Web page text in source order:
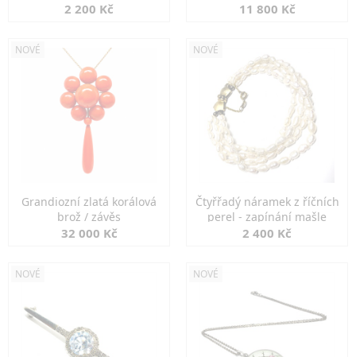
2 200 Kč 11 800 Kč
NOVÉ
Grandiozní zlatá korálová
brož / závěs
32 000 Kč
NOVÉ
Čtyřřadý náramek z říčních
perel - zapínání mašle
2 400 Kč
NOVÉ NOVÉ